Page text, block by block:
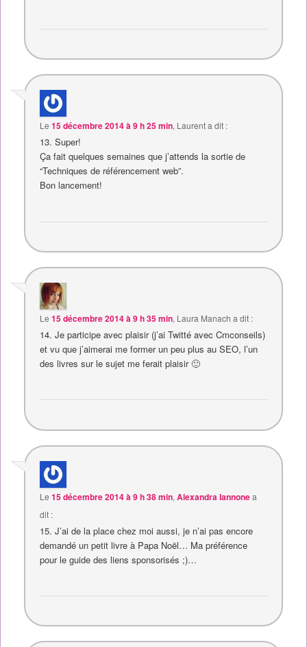
Le15 décembre 2014 à 9 h 25 min, Laurenta dit :
13. Super!
Ça fait quelques semaines que j’attends la sortie de
“Techniques de référencement web”.
Bon lancement!
Le15 décembre 2014 à 9 h 35 min, Laura Manach a dit :
14. Je participe avec plaisir (j’ai Twitté avec Cmconseils)
et vu que j’aimerai me former un peu plus au SEO, l’un
des livres sur le sujet me ferait plaisir 🙂
Le15 décembre 2014 à 9 h 38 min,Alexandra Iannonea
dit :
15. J’ai de la place chez moi aussi, je n’ai pas encore
demandé un petit livre à Papa Noël… Ma préférence
pour le guide des liens sponsorisés ;)…